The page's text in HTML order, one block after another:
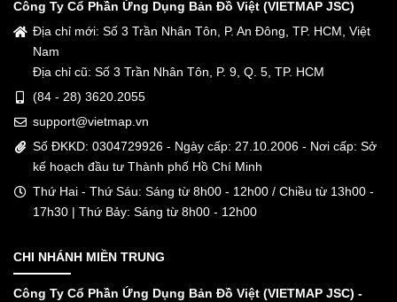
Công Ty Cổ Phần Ứng Dụng Bản Đồ Việt (VIETMAP JSC)
Địa chỉ mới: Số 3 Trần Nhân Tôn, P. An Đông, TP. HCM, Việt
Nam
Địa chỉ cũ: Số 3 Trần Nhân Tôn, P. 9, Q. 5, TP. HCM
(84 - 28) 3620.2055
support@vietmap.vn
Số ĐKKD: 0304729926 - Ngày cấp: 27.10.2006 - Nơi cấp: Sở
kế hoạch đầu tư Thành phố Hồ Chí Minh
Thứ Hai - Thứ Sáu: Sáng từ 8h00 - 12h00 / Chiều từ 13h00 -
17h30 | Thứ Bảy: Sáng từ 8h00 - 12h00
CHI NHÁNH MIỀN TRUNG
Công Ty Cổ Phần Ứng Dụng Bản Đồ Việt (VIETMAP JSC) -